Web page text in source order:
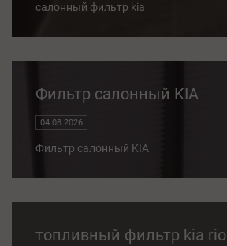
салонный фильтр kia
Фильтр салонный KIA
04.08.2026
Фильтр салонный KIA
топливный фильтр kia rio